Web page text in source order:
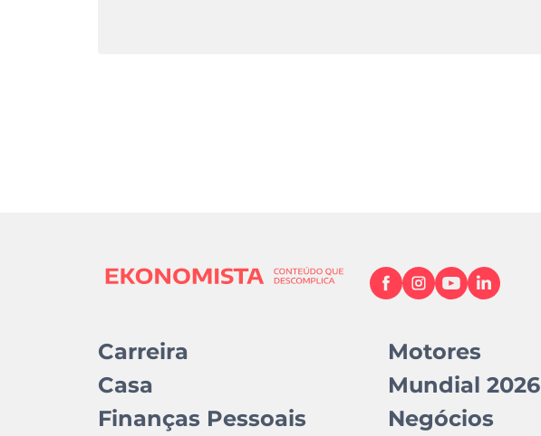
Carreira
Casa
Finanças Pessoais
Motores
Mundial 2026
Negócios